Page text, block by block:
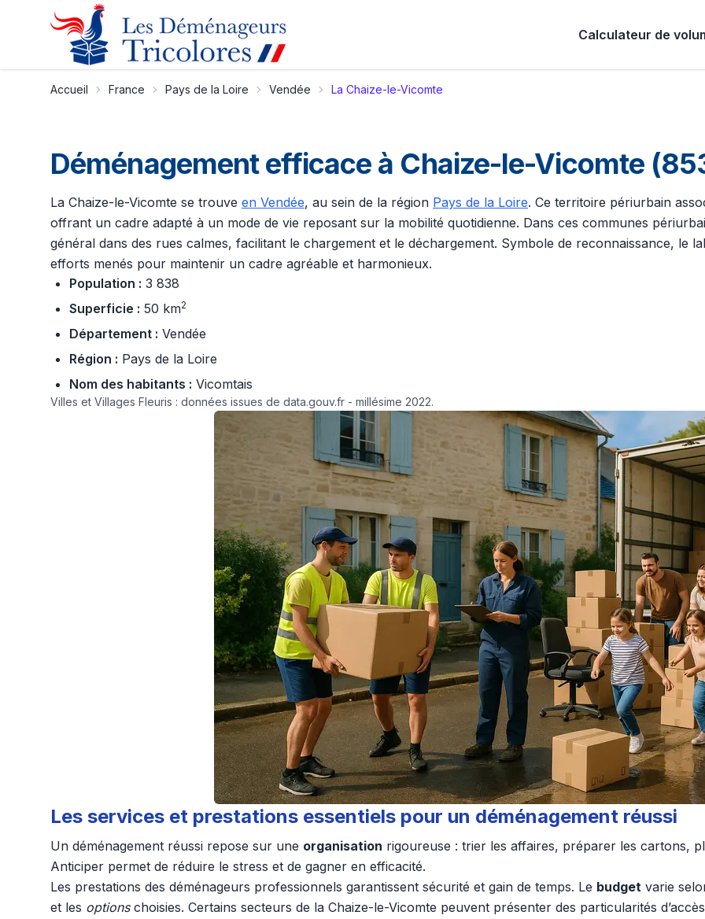
Calculateur de
Accueil France Pays de la Loire Vendée La Chaize-le-Vicomte
Déménagement efficace à Chaize-le-Vicomte
La Chaize-le-Vicomte se trouve en Vendée, au sein de la région Pays de la Loire. Ce territoire périurbain
offrant un cadre adapté à un mode de vie reposant sur la mobilité quotidienne. Dans ces communes
général dans des rues calmes, facilitant le chargement et le déchargement. Symbole de reconnaissance, le
efforts menés pour maintenir un cadre agréable et harmonieux.
Population : 3 838
Superficie : 50 km2
Département : Vendée
Région : Pays de la Loire
Nom des habitants : Vicomtais
Villes et Villages Fleuris : données issues de data.gouv.fr - millésime 2022.
Les services et prestations essentiels pour un déménagement réussi
Un déménagement réussi repose sur une organisation rigoureuse : trier les affaires, préparer les cartons,
Anticiper permet de réduire le stress et de gagner en efficacité.
Les prestations des déménageurs professionnels garantissent sécurité et gain de temps. Le budget varie
et les optionschoisies. Certains secteurs de la Chaize-le-Vicomte peuvent présenter des particularités